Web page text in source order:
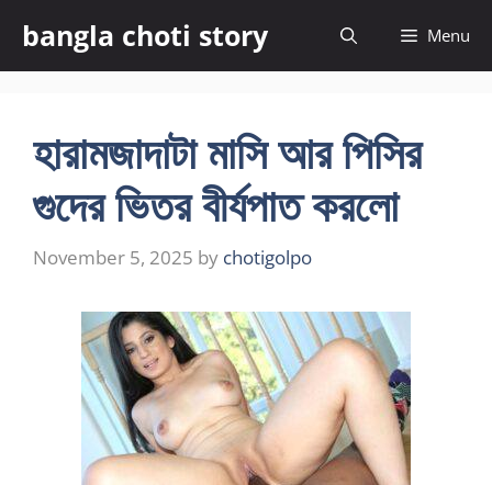
content
bangla choti story Menu
হারামজাদাটা মাসি আর পিসির
গুদের ভিতর বীর্যপাত করলো
November 5, 2025 by chotigolpo